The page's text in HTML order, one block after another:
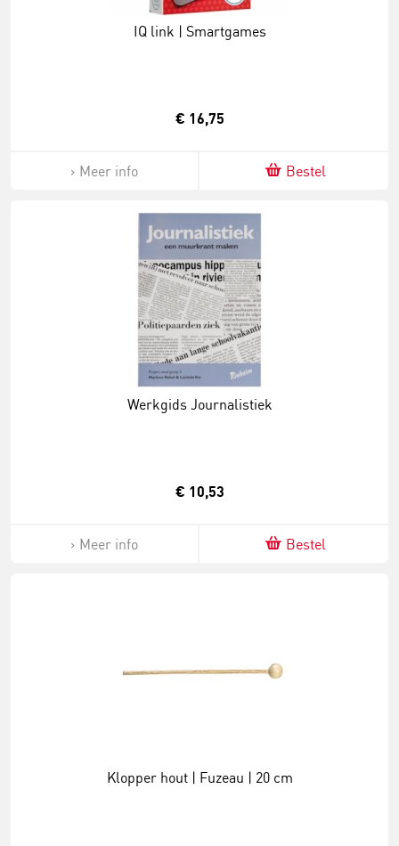
IQ link | Smartgames
€ 16,75
Meer info Bestel
Werkgids Journalistiek
€ 10,53
Meer info Bestel
Klopper hout | Fuzeau | 20 cm